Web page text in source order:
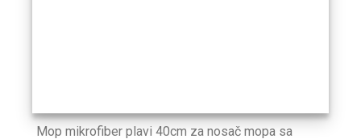
Mop mikrofiber plavi 40cm za nosač mopa sa